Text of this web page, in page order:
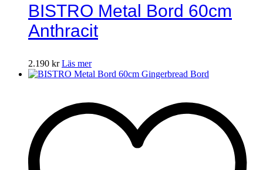
BISTRO Metal Bord 60cm
Anthracit
2.190 kr Läs mer